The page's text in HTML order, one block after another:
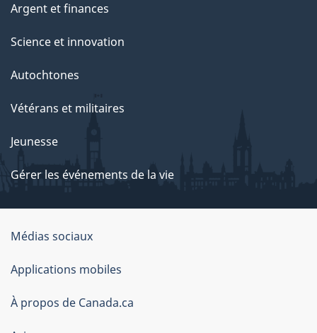
Argent et finances
Science et innovation
Autochtones
Vétérans et militaires
Jeunesse
Gérer les événements de la vie
Organisation
du
gouvernement
du
Canada
Médias sociaux
Applications mobiles
À propos de Canada.ca